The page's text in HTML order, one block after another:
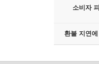
소비자
환불 지연